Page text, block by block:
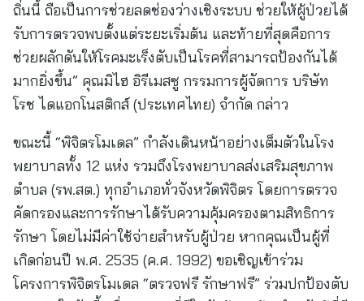
ถิ่นนี้ ถือเป็นการช่วยลดช่องว่างเชิงระบบ ช่วยให้ผู้ป่วยได้
รับการตรวจพบตั้งแต่ระยะเริ่มต้น และท้ายที่สุดคือการ
ช่วยผลักดันให้โรคมะเร็งตับเป็นโรคที่สามารถป้องกันได้
มากยิ่งขึ้น” คุณมิไฮ อิรีเมสซู กรรมการผู้จัดการ บริษัท
โรช ไดแอกโนสติกส์ (ประเทศไทย) จำกัด กล่าว
ขณะนี้ “พิจิตรโมเดล” กำลังเดินหน้าอย่างเต็มตัวในโรง
พยาบาลทั้ง 12 แห่ง รวมถึงโรงพยาบาลส่งเสริมสุขภาพ
ตำบล (รพ.สต.) ทุกอำเภอทั่วจังหวัดพิจิตร โดยการตรวจ
คัดกรองและการรักษาได้รับความคุ้มครองตามสิทธิการ
รักษา โดยไม่มีค่าใช้จ่ายสำหรับผู้ป่วย หากคุณเป็นผู้ที่
เกิดก่อนปี พ.ศ. 2535 (ค.ศ. 1992) ขอเชิญเข้าร่วม
โครงการพิจิตรโมเดล “ตรวจฟรี รักษาฟรี” ร่วมปกป้องตับ